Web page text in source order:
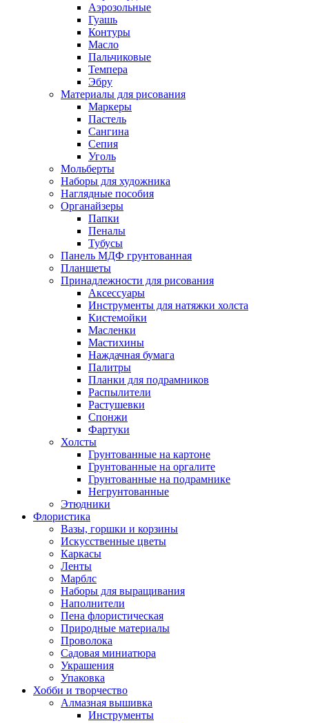
Аэрозольные
Гуашь
Контуры
Масло
Пальчиковые
Темпера
Эбру
Материалы для рисования
Маркеры
Пастель
Сангина
Сепия
Уголь
Мольберты
Наборы для художника
Наглядные пособия
Органайзеры
Папки
Пеналы
Тубусы
Панель МДФ грунтованная
Планшеты
Принадлежности для рисования
Аксессуары
Инструменты для натяжки холста
Кистемойки
Масленки
Мастихины
Наждачная бумага
Палитры
Планки для подрамников
Распылители
Растушевки
Спонжи
Фартуки
Холсты
Грунтованные на картоне
Грунтованные на оргалите
Грунтованные на подрамнике
Негрунтованные
Этюдники
Флористика
Вазы, горшки и корзины
Искусственные цветы
Каркасы
Ленты
Марблс
Наборы для выращивания
Наполнители
Пена флористическая
Природные материалы
Проволока
Садовая миниатюра
Украшения
Упаковка
Хобби и творчество
Алмазная вышивка
Инструменты